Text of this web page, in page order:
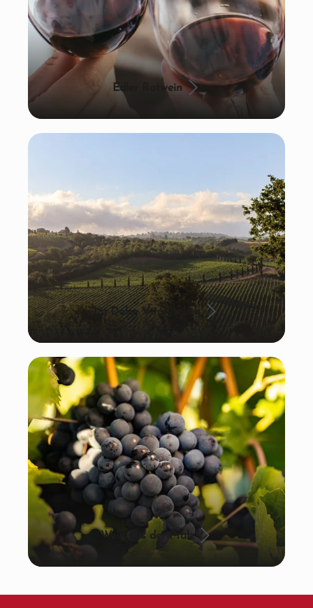
Edler Rotwein
La Dolce Vita: Italien
Wein aus der Pfalz